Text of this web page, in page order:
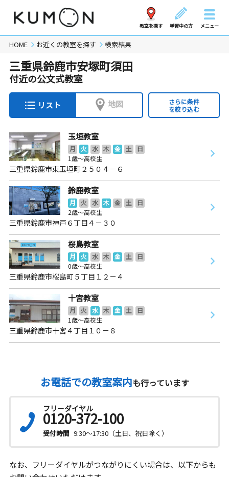
教室を探す 学習中の方 メニュー
HOME お近くの教室を探す 検索結果
三重県鈴鹿市安塚町須田
付近の公文式教室
リスト 地図
さらに条件
を絞り込む
玉垣教室
月 火 水 木 金 土
日
1歳～高校生
三重県鈴鹿市東玉垣町２５０４－６
鈴鹿教室
月 火 水 木 金 土
日
2歳～高校生
三重県鈴鹿市神戸６丁目４－３０
桜島教室
月 火 水 木 金 土
日
0歳～高校生
三重県鈴鹿市桜島町５丁目１２－４
十宮教室
月 火 水 木 金 土
日
1歳～高校生
三重県鈴鹿市十宮４丁目１０－８
お電話での教室案内も行っています
フリーダイヤル
0120-372-100
受付時間 9:30～17:30（土日、祝日除く）
なお、フリーダイヤルがつながりにくい場合は、以下からも